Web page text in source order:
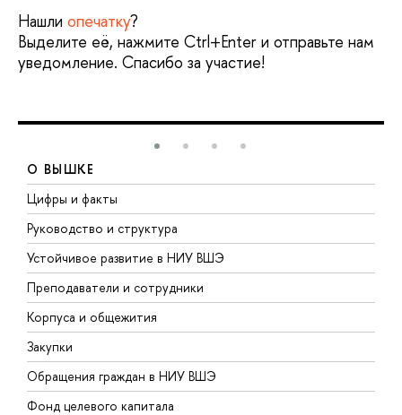
Нашли опечатку?
Выделите её, нажмите Ctrl+Enter и отправьте нам
уведомление. Спасибо за участие!
О ВЫШКЕ
Цифры и факты
Руководство и структура
Устойчивое развитие в НИУ ВШЭ
Преподаватели и сотрудники
Корпуса и общежития
Закупки
Обращения граждан в НИУ ВШЭ
Фонд целевого капитала